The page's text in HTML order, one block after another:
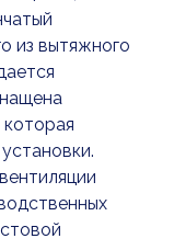
из вытяжного